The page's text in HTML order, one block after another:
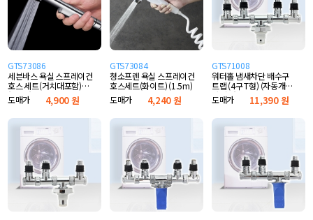
GTS73086
세븐바스 욕실 스프레이건
호스 세트(거치대포함)
(1.5m)
도매가 4,900 원
GTS73084
청소프렌 욕실 스프레이건
호스세트(화이트) (1.5m)
도매가
4,240 원
GTS71008
워터홀 냄새차단 배수구
트랩 (4구 T형) (자동개폐
마개형)
도매가 11,390 원